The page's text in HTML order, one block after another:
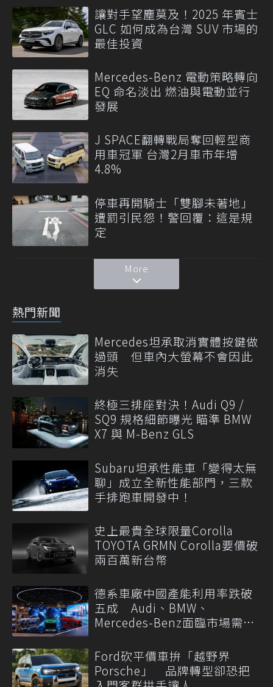
讓對手望塵莫及！2025 年賓士
GLC 如何成為台灣 SUV 市場的
最佳投資
Mercedes-Benz 電動策略轉向
EQ 命名淡出 燃油與電動並行
發展
J SPACE翻轉戰局奪回輕型商
用車冠軍 台灣2月車市年增
4.8%
停車再開騎士「雙腳未著地」
遭罰引民怨！警回覆：這是規
定
More
熱門新聞
Mercedes坦承取消實體按鍵做
過頭 但車內大螢幕不會因此
消失
終極三排座對決！Audi Q9 /
SQ9 規格細節曝光 瞄準 BMW
X7 與 M-Benz GLS
Subaru坦承性能車「變得太無
聊」成立全新性能部門，三款
手排跑車開發中！
史上最貴全球限量Corolla
TOYOTA GRMN Corolla要價破
兩百萬新台幣
德系車廠中國產能利用率跌破
五成 Audi、BMW、
Mercedes-Benz面臨市場需求
Ford砍平價車拚「越野界
Porsche」 品牌轉型卻恐把